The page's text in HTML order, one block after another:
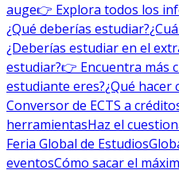
auge👉 Explora todos los
¿Qué deberías estudiar?
¿Deberías estudiar en el
estudiar?👉 Encuentra más
estudiante eres?¿Qué hacer
Conversor de ECTS a
herramientasHaz el
Feria Global de Estudios
eventosCómo sacar el